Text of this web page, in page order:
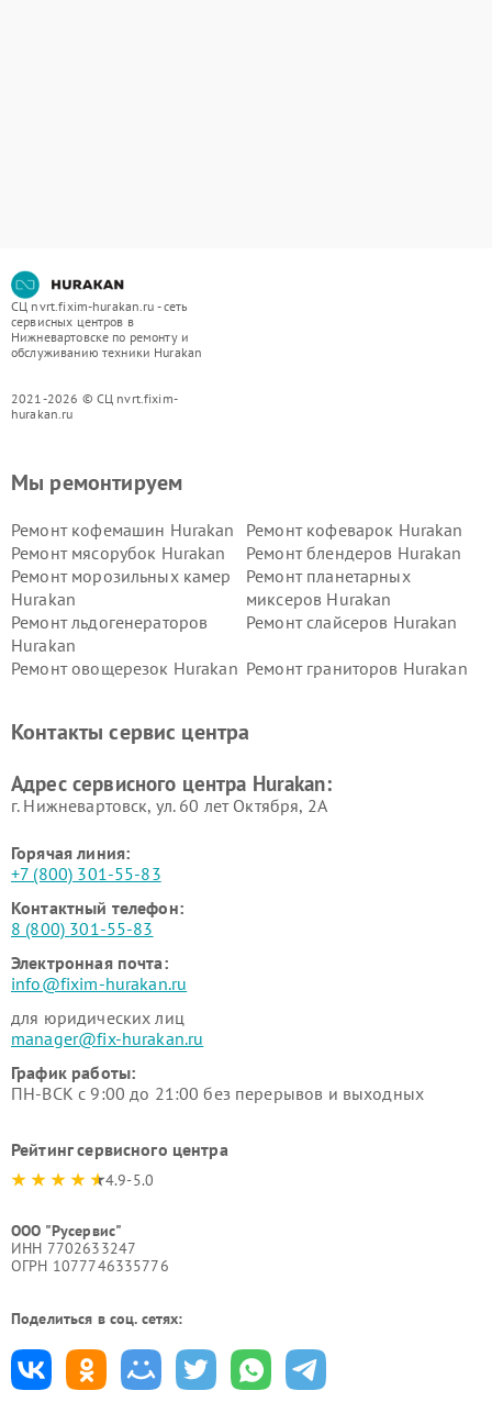
СЦ nvrt.fixim-hurakan.ru - сеть
сервисных центров в
Нижневартовске по ремонту и
обслуживанию техники Hurakan
2021-2026 © СЦ nvrt.fixim-
hurakan.ru
Мы ремонтируем
Ремонт кофемашин Hurakan
Ремонт кофеварок Hurakan
Ремонт мясорубок Hurakan
Ремонт блендеров Hurakan
Ремонт морозильных камер
Hurakan
Ремонт планетарных
миксеров Hurakan
Ремонт льдогенераторов
Hurakan
Ремонт слайсеров Hurakan
Ремонт овощерезок Hurakan Ремонт граниторов Hurakan
Hurakan
Контакты сервис центра
Адрес сервисного центра Hurakan:
г. Нижневартовск, ул. 60 лет Октября, 2А
Горячая линия:
+7 (800) 301-55-83
Контактный телефон:
8 (800) 301-55-83
Электронная почта:
info@fixim-hurakan.ru
для юридических лиц
manager@fix-hurakan.ru
График работы:
ПН-ВСК с 9:00 до 21:00 без перерывов и выходных
Рейтинг сервисного центра
4.9-5.0
ООО "Русервис"
ИНН 7702633247
ОГРН 1077746335776
Поделиться в соц. сетях: